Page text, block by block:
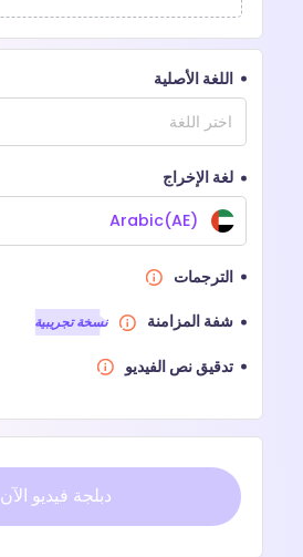
اللغة الأصلية
لغة الإخراج
Arabic(AE)
الترجمات
شفة المزامنة نسخة تجريبية
تدقيق نص الفيديو
دبلجة فيديو الآن